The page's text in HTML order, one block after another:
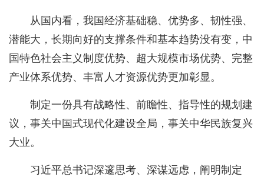
从国内看，我国经济基础稳、优势多、韧性强、
潜能大，长期向好的支撑条件和基本趋势没有变，中
国特色社会主义制度优势、超大规模市场优势、完整
产业体系优势、丰富人才资源优势更加彰显。
制定一份具有战略性、前瞻性、指导性的规划建
议，事关中国式现代化建设全局，事关中华民族复兴
大业。
习近平总书记深邃思考、深谋远虑，阐明制定